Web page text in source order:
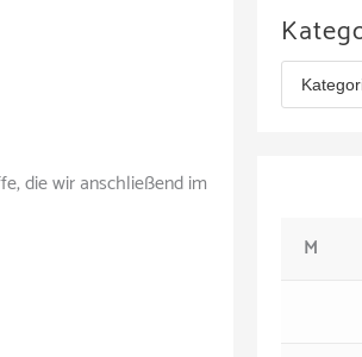
die wir anschließend im
h
M